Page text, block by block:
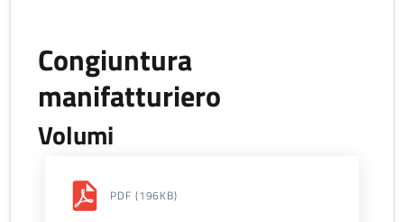
Congiuntura
manifatturiero
Volumi
PDF (196KB)